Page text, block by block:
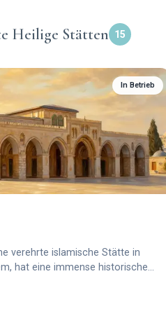
Heilige Stätten 15
In Betrieb
verehrte islamische Stätte in
hat eine immense historische